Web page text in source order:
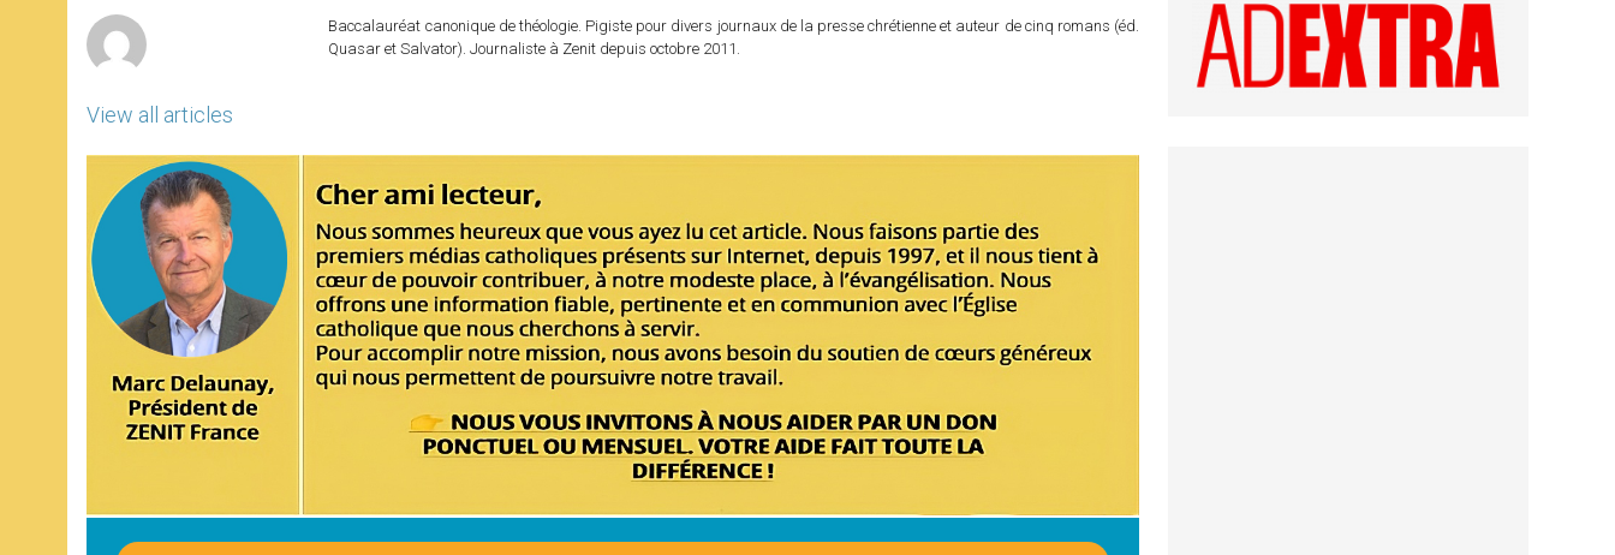
View all articles
Baccalauréat canonique de théologie. Pigiste pour divers journaux de la presse chrétienne et auteur de cinq romans (éd.
Quasar et Salvator). Journaliste à Zenit depuis octobre 2011.